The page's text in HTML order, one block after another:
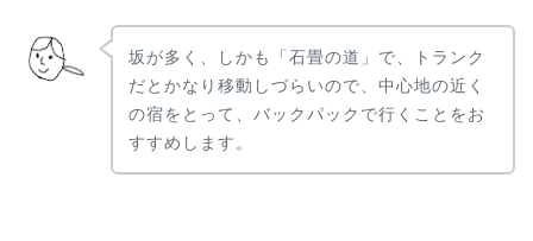
坂が多く、しかも「石畳の道」で、トランク
だとかなり移動しづらいので、中心地の近く
の宿をとって、バックパックで行くことをお
すすめします。